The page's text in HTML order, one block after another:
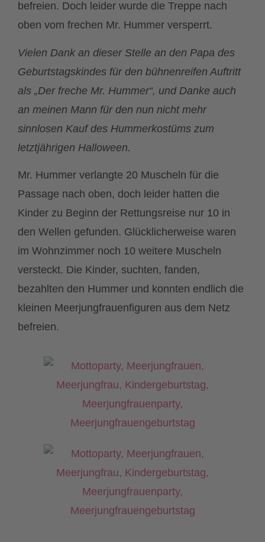
befreien. Doch leider wurde die Treppe nach
oben vom frechen Mr. Hummer versperrt.
Vielen Dank an dieser Stelle an den Papa des
Geburtstagskindes für den bühnenreifen Auftritt
als „Der freche Mr. Hummer“, und Danke auch
an meinen Mann für den nun nicht mehr
sinnlosen Kauf des Hummerkostüms zum
letztjährigen Halloween.
Mr. Hummer verlangte 20 Muscheln für die
Passage nach oben, doch leider hatten die
Kinder zu Beginn der Rettungsreise nur 10 in
den Wellen gefunden. Glücklicherweise waren
im Wohnzimmer noch 10 weitere Muscheln
versteckt. Die Kinder, suchten, fanden,
bezahlten den Hummer und konnten endlich die
kleinen Meerjungfrauenfiguren aus dem Netz
befreien.